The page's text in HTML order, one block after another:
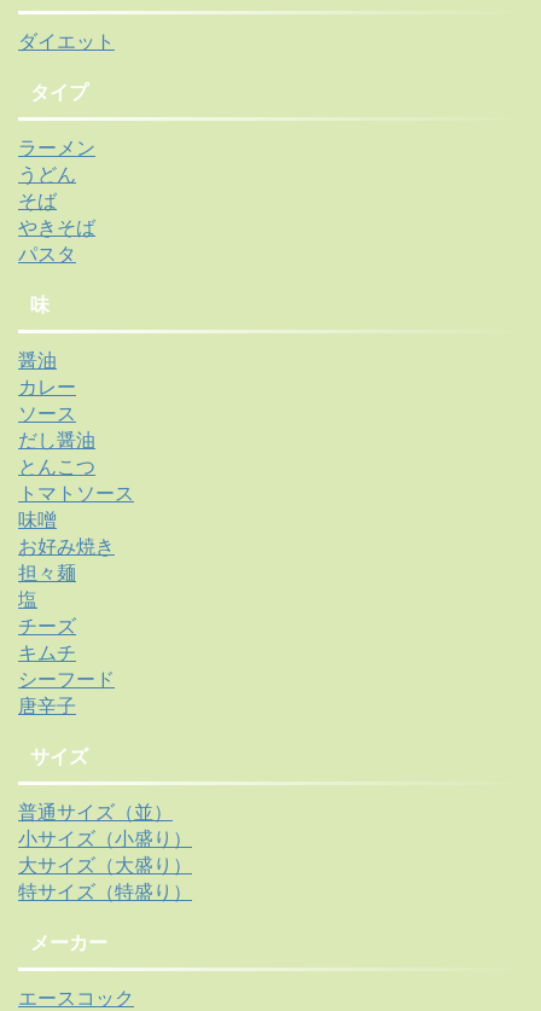
ダイエット
タイプ
ラーメン
うどん
そば
やきそば
パスタ
味
醤油
カレー
ソース
だし醤油
とんこつ
トマトソース
味噌
お好み焼き
担々麺
塩
チーズ
キムチ
シーフード
唐辛子
サイズ
普通サイズ（並）
小サイズ（小盛り）
大サイズ（大盛り）
特サイズ（特盛り）
メーカー
エースコック